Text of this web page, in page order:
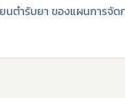
นตำรับยา ของแผนการจั